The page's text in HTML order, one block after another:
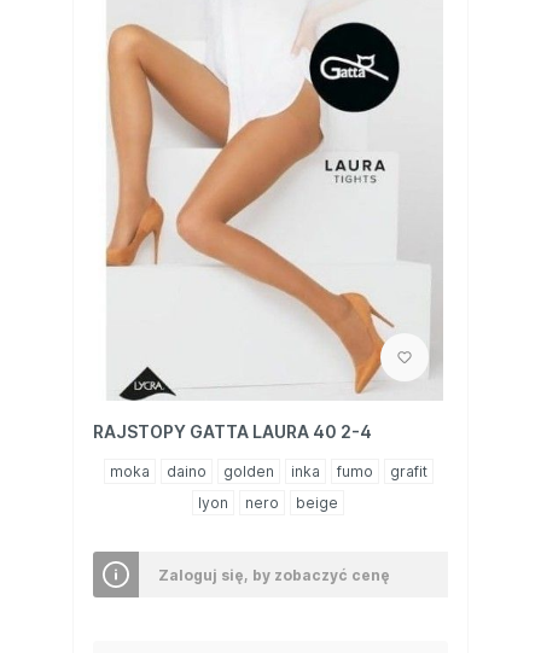
RAJSTOPY GATTA LAURA 40 2-4
moka daino golden inka fumo
grafit
lyon
nero beige
Zaloguj się, by zobaczyć cenę